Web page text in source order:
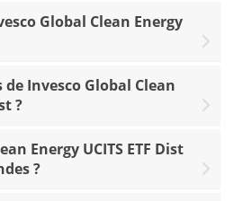
Global Clean Energy
Invesco Global Clean
?
Energy UCITS ETF Dist
?